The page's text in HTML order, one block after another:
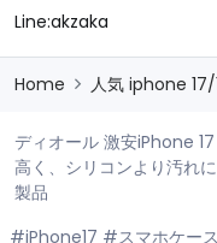
Line:akzaka
Home 人気 iphone
ディオール 激安iPhone
高く、シリコンより汚れ
製品
#iPhone17 #スマホケー